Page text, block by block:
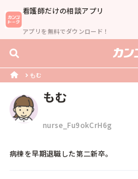
看護師だけの相談アプリ
アプリを無料でダウンロード！
もむ
もむ
nurse_Fu9okCrH6g
病棟を早期退職した第二新卒。